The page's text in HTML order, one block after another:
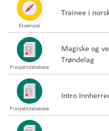
Eksempel
Trainee i
Prosjektdatabase
Magiske og
Trøndelag
Prosjektdatabase
Intro